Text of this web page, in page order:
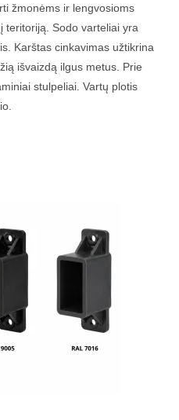
žmonėms ir lengvosioms
teritoriją. Sodo varteliai yra
Karštas cinkavimas užtikrina
išvaizdą ilgus metus. Prie
stulpeliai. Vartų plotis